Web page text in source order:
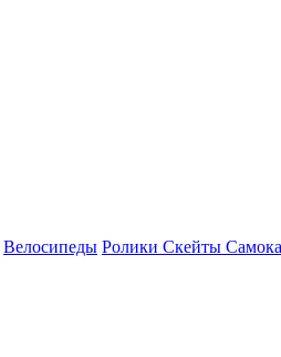
Велосипеды Ролики Скейты